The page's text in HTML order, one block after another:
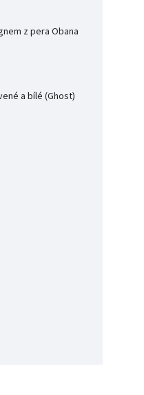
z pera Obana
a bílé (Ghost)